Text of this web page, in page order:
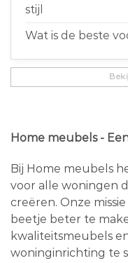
stijl
Wat is de beste
Home meubels -
Bij Home meubels
voor alle woningen
creëren. Onze
beetje beter te
kwaliteitsmeubels
woninginrichting te